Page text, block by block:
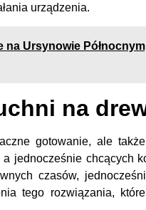
urządzenia.
Ursynowie
na
gotowanie, ale
jednocześnie chcących
czasów,
tego rozwiązania,